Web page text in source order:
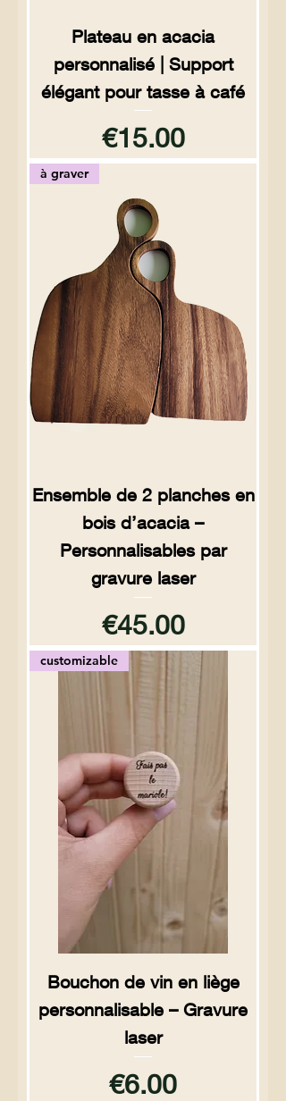
Plateau en acacia
personnalisé | Support
élégant pour tasse à café
Price
€15.00
à graver
Ensemble de 2 planches en
bois d’acacia –
Personnalisables par
gravure laser
Price
€45.00
customizable
Bouchon de vin en liège
personnalisable – Gravure
laser
Price
€6.00